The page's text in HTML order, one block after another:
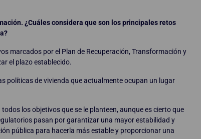
¿Cuáles considera que son los principales retos
marcados por el Plan de Recuperación, Transformación y
el plazo establecido.
políticas de vivienda que actualmente ocupan un lugar
los objetivos que se le planteen, aunque es cierto que
pasan por garantizar una mayor estabilidad y
pública para hacerla más estable y proporcionar una